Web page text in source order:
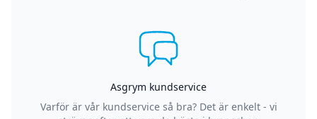
Asgrym kundservice
Varför är vår kundservice så bra? Det är enkelt - vi